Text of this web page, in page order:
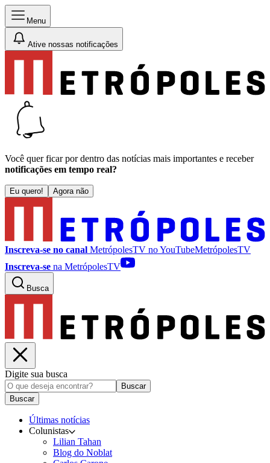
Menu
Ative nossas notificações
Você quer ficar por dentro das notícias mais importantes e receber
notificações em tempo real?
Eu quero! Agora não
Inscreva-se no canal MetrópolesTV noYouTubeMetrópolesTV
Inscreva-se na MetrópolesTV
Busca
Digite sua busca
Buscar
Buscar
Últimas notícias
Colunistas
Lilian Tahan
Blog do Noblat